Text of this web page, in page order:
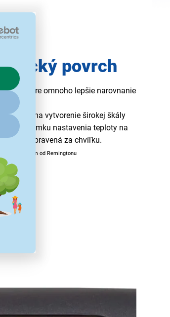
povrch
hladší
pre omnoho lepšie narovnanie
na vytvorenie širokej škály
a zámku nastavenia teploty na
pripravená za chvíľku.
povrchom od Remingtonu